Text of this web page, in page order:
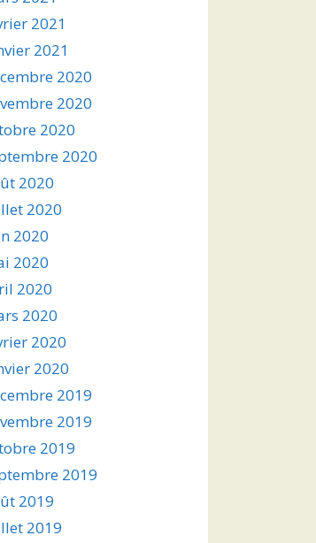
2021
2021
2020
2020
2020
2020
2020
2020
2020
2020
2020
2020
2020
2020
2019
2019
2019
2019
2019
2019